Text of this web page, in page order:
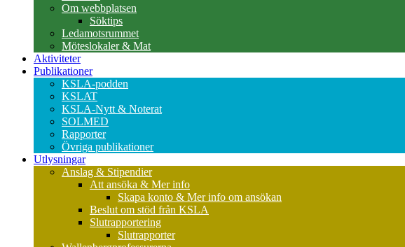
Om webbplatsen
Söktips
Ledamotsrummet
Möteslokaler & Mat
Aktiviteter
Publikationer
KSLA-podden
KSLAT
KSLA-Nytt & Noterat
SOLMED
Rapporter
Övriga publikationer
Utlysningar
Anslag & Stipendier
Att ansöka & Mer info
Skapa konto & Mer info om ansökan
Beslut om stöd från KSLA
Slutrapportering
Slutrapporter